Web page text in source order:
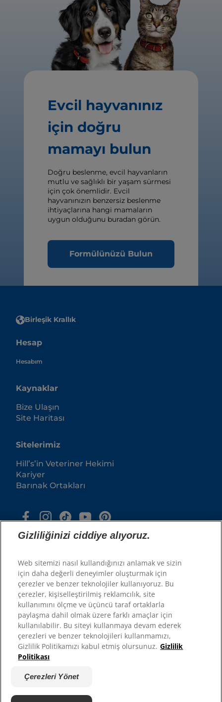
Evcil hayvanınız
için doğru
mamayı bulun
Doğru beslenme, evcil hayvanların
mutlu ve sağlıklı bir yaşam sürmesi
için çok önemlidir. Evcil
hayvanınızın benzersiz beslenme
ihtiyaçlarına hangi mamaların
uygun olduğunu buradan görün.
Formülünüzü Bulun
Birleşik Krallık
Hesap
Hesabım
Kaynaklar
Bize Ulaşın
Site Haritası
Sitelerimiz
Hill’s’in Veteriner Hekimi
Kariyer
Barınak Ortakları
© 2025 Hill's Pet Nutrition, Inc.
Tüm hakları saklıdır.
Burada kullanıldığı şekliyle, tescilli ticari marka
durumu yalnızca ABD için geçerlidir; diğer
coğrafyalardaki tescil durumu farklılık gösterebilir.
Bu siteyi kullanımınız şartlarımıza tabidir.
Şartlar ve Koşullar
Gizliliğinizi ciddiye alıyoruz.
Web sitemizi nasıl kullandığınızı anlamak ve sizin
için daha değerli deneyimler oluşturmak için
çerezler ve benzer teknolojiler kullanıyoruz. Bu
çerezler, kişiselleştirilmiş reklamcılık, site
kullanımını ölçme ve üçüncü taraf ortaklarla
paylaşma dahil olmak üzere farklı amaçlar için
kullanılabilir. Bu siteyi kullanmaya devam ederek
çerezleri ve benzer teknolojileri kullanmamızı,
Gizlilik Politikamızı kabul etmiş olursunuz. Gizlilik
Politikası
Çerezleri Yönet